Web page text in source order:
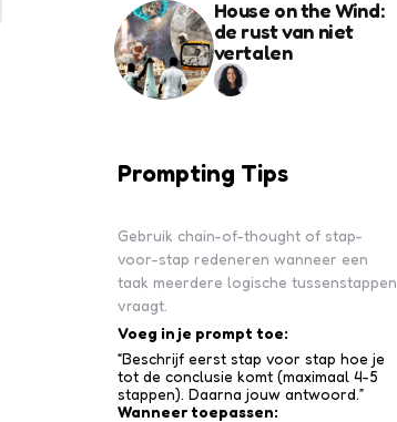
House on the Wind:
de rust van niet
vertalen
Prompting Tips
Gebruik chain-of-thought of stap-
voor-stap redeneren wanneer een
taak meerdere logische tussenstappen
vraagt.
Voeg in je prompt toe:
“Beschrijf eerst stap voor stap hoe je
tot de conclusie komt (maximaal 4-5
stappen). Daarna jouw antwoord.”
Wanneer toepassen: